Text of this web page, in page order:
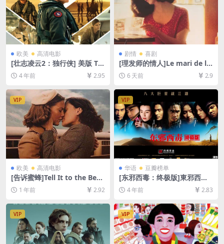
欧美 高清电影
[壮志凌云2：独行侠] 美版 To
p Gun: Maverick (2022)[百
度网盘+迅雷云盘资源1080P
超清未删减][MP4/8GB][中英
字幕]
4 年前 2.95
剧情 喜剧
[理发师的情人]Le mari de la
coiffeuse (1990)[百度网盘
+夸克网盘1080P超清未删减
资源][网盘在线播放/下载][MP
4/5.6GB][中文字幕]
6 天前 2.9
VIP
欧美 高清电影
[告诉蜜蜂]Tell It to the Bees
(2018)[百度网盘+夸克网盘10
80P超清未删减资源][网盘在
线播放/下载][MP4/7.8GB][中
英字幕]
1 年前 2.92
VIP
华语 豆瓣榜单
[东邪西毒：终极版]東邪西毒
終極版 (2008)[百度网盘+迅雷
云盘资源1080P超清未删减]
[MP4/6.7GB][粤语中字]
4 年前 2.83
VIP VIP